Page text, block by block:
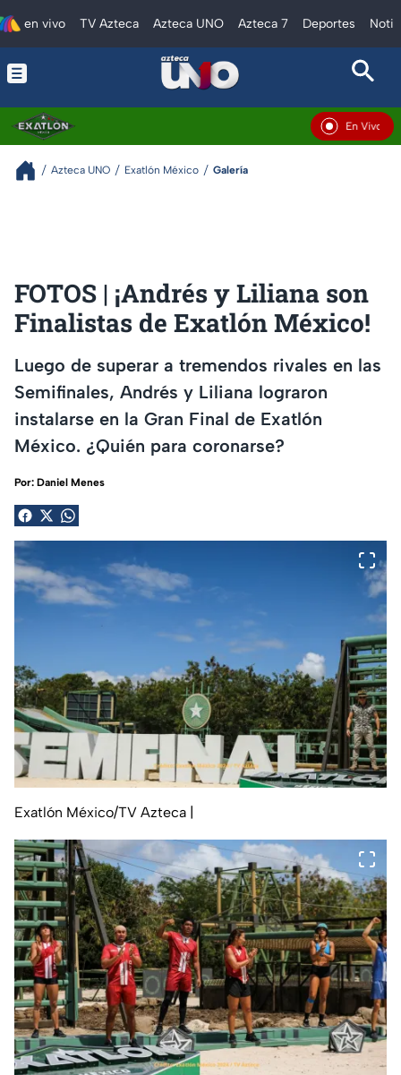
en vivo TV Azteca Azteca UNO Azteca 7 Deportes
En Vivo
Azteca UNO Exatlón México Galería
FOTOS | ¡Andrés y Liliana son
Finalistas de Exatlón México!
Luego de superar a tremendos rivales en las
Semifinales, Andrés y Liliana lograron
instalarse en la Gran Final de Exatlón
México. ¿Quién para coronarse?
Por: Daniel Menes
Exatlón México/TV Azteca |